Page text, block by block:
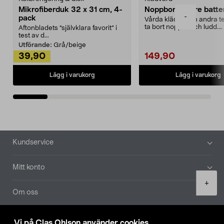
-
+
Mikrofiberduk 32 x 31 cm, 4-
pack
Aftonbladets "självklara favorit” i
test av d...
Utförande: Grå/beige
39,90
Lägg i varukorg
Noppborttagare
Vårda kläder och andra
ta bort noppor och ludd.
149,90
Lägg i varukorg
Sidfot
Kundservice
Mitt konto
Om oss
Aktuellt